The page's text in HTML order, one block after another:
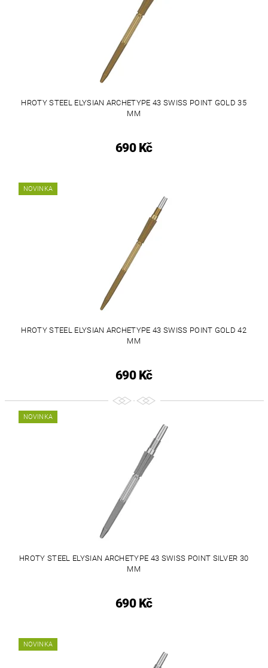
HROTY STEEL ELYSIAN ARCHETYPE 43 SWISS POINT GOLD 35
MM
690 Kč
NOVINKA
HROTY STEEL ELYSIAN ARCHETYPE 43 SWISS POINT GOLD 42
MM
690 Kč
NOVINKA
HROTY STEEL ELYSIAN ARCHETYPE 43 SWISS POINT SILVER 30
MM
690 Kč
NOVINKA